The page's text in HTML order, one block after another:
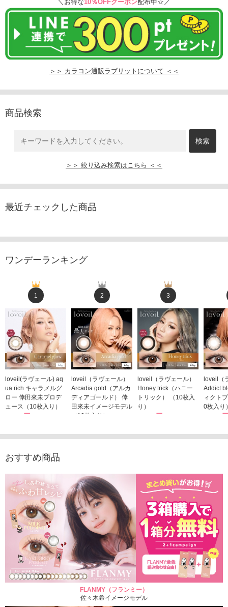
＼お得な10％OFFクーポン配布中☆／
＞＞ カラコン通販ラブリットについて ＜＜
商品検索
＞＞ 絞り込み検索はこちら ＜＜
最近チェックした商品
ワンデーランキング
1
loveil(ラヴェール) aq
ua rich キャラメルグ
ロー 倖田來未プロデ
ュース（10枚入り）
1,760円
2
loveil（ラヴェール）
Arcadia gold（アルカ
ディアゴールド） 倖
田來未イメージモデル
（10枚入り）
3
loveil（ラヴェール）
Honey trick（ハニー
トリック） （10枚入
り）
1,760円
loveil（
Addict
ィクト
0枚入り
1,760
おすすめ商品
FLANMY（フランミー）
佐々木希イメージモデル